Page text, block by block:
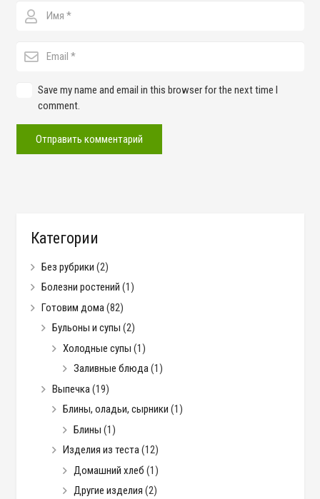
Save my name and email in this browser for the next time I
comment.
Отправить комментарий
Категории
Без рубрики (2)
Болезни ростений (1)
Готовим дома(82)
Бульоны и супы (2)
Холодные супы (1)
Заливные блюда(1)
Выпечка(19)
Блины, оладьи, сырники (1)
Блины (1)
Изделия из теста(12)
Домашний хлеб (1)
Другие изделия (2)